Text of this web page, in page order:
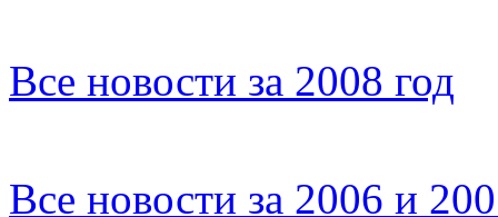
Все новости за 2008 год
Все новости за 2006 и